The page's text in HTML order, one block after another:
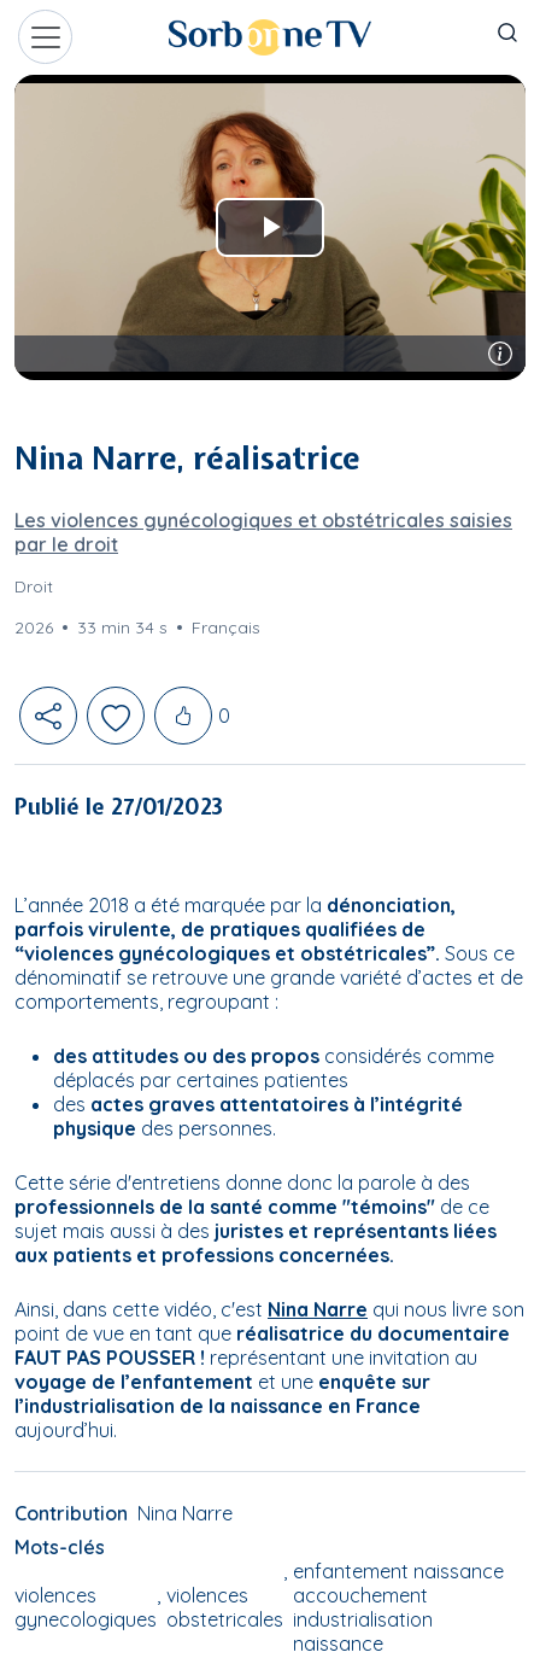
Aller au contenu principal
Nina Narre, réalisatrice
Les violences gynécologiques et obstétricales saisies
par le droit
Droit
2026
33 min 34 s Français
Likes
0
Publié le 27/01/2023
L’année 2018 a été marquée par la dénonciation,
parfois virulente, de pratiques qualifiées de
“violences gynécologiques et obstétricales”. Sous ce
dénominatif se retrouve une grande variété d’actes et de
comportements, regroupant :
des attitudes ou des propos considérés comme
déplacés par certaines patientes
des actes graves attentatoires à l’intégrité
physique des personnes.
Cette série d'entretiens donne donc la parole à des
professionnels de la santé comme "témoins" de ce
sujet mais aussi à des juristes et représentants liées
aux patients et professions concernées.
Ainsi, dans cette vidéo, c'est Nina Narre qui nous livre son
point de vue en tant que réalisatrice du documentaire
FAUT PAS POUSSER ! représentant une invitation au
voyage de l’enfantement et une enquête sur
l’industrialisation de la naissance en France
aujourd’hui.
Contribution Nina Narre
Mots-clés
violences
gynecologiques
violences
obstetricales
enfantement naissance
accouchement
industrialisation
naissance
Panneau de gestion des cookies